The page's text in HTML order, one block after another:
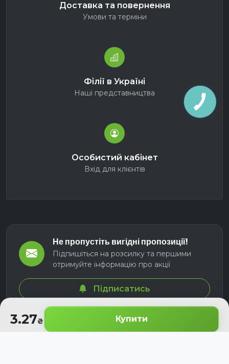
3.27 Купити
Доставка та повернення
Умови та терміни
Філії в Україні
Наші представництва
Особистий кабінет
Вхід для клієнтів
Не пропустіть вигідні пропозиції!
Підпишіться на розсилку та першими
отримуйте інформацію про акції
Підписатись
© 2026 СЕЛМ АГРО. Всі права захищені.